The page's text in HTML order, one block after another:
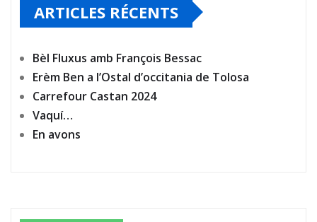
ARTICLES RÉCENTS
Bèl Fluxus amb François Bessac
Erèm Ben a l’Ostal d’occitania de Tolosa
Carrefour Castan 2024
Vaquí…
En avons